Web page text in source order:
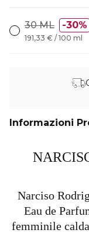
30 ML 30%
191,33 € / 100 ml
Informazioni
Narciso
Eau de
femminile